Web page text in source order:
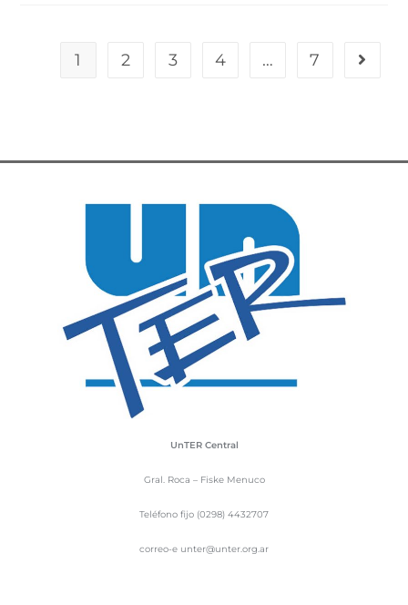
1 2 3 4 … 7
UnTER Central
Gral. Roca – Fiske Menuco
Teléfono fijo (0298) 4432707
correo-e unter@unter.org.ar